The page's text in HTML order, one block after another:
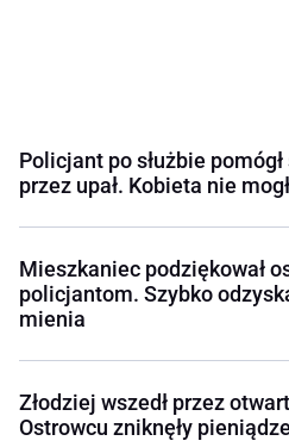
Policjant po służbie
przez upał. Kobieta nie
Mieszkaniec podziękował
policjantom. Szybko
mienia
Złodziej wszedł przez
Ostrowcu zniknęły